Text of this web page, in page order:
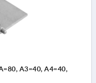
A3=40, A4=40,